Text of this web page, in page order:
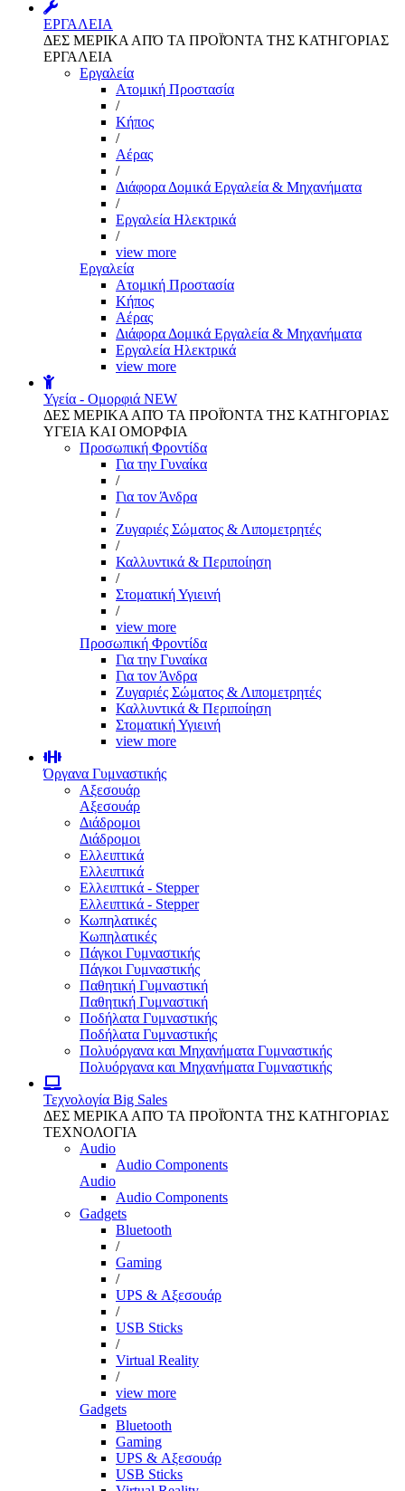
ΕΡΓΑΛΕΙΑ
ΔΕΣ ΜΕΡΙΚΑ ΑΠΌ ΤΑ ΠΡΟΪΌΝΤΑ ΤΗΣ ΚΑΤΗΓΟΡΙΑΣ
ΕΡΓΑΛΕΙΑ
Εργαλεία
Aτομική Προστασία
/
Kήπος
/
Αέρας
/
Διάφορα Δομικά Εργαλεία & Μηχανήματα
/
Εργαλεία Ηλεκτρικά
/
view more
Εργαλεία
Aτομική Προστασία
Kήπος
Αέρας
Διάφορα Δομικά Εργαλεία & Μηχανήματα
Εργαλεία Ηλεκτρικά
view more
Υγεία - Ομορφιά NEW
ΔΕΣ ΜΕΡΙΚΑ ΑΠΌ ΤΑ ΠΡΟΪΌΝΤΑ ΤΗΣ ΚΑΤΗΓΟΡΙΑΣ
ΥΓΕΙΑ ΚΑΙ ΟΜΟΡΦΙΑ
Προσωπική Φροντίδα
Για την Γυναίκα
/
Για τον Άνδρα
/
Ζυγαριές Σώματος & Λιπομετρητές
/
Καλλυντικά & Περιποίηση
/
Στοματική Υγιεινή
/
view more
Προσωπική Φροντίδα
Για την Γυναίκα
Για τον Άνδρα
Ζυγαριές Σώματος & Λιπομετρητές
Καλλυντικά & Περιποίηση
Στοματική Υγιεινή
view more
Όργανα Γυμναστικής
Αξεσουάρ
Αξεσουάρ
Διάδρομοι
Διάδρομοι
Ελλειπτικά
Ελλειπτικά
Ελλειπτικά - Stepper
Ελλειπτικά - Stepper
Κωπηλατικές
Κωπηλατικές
Πάγκοι Γυμναστικής
Πάγκοι Γυμναστικής
Παθητική Γυμναστική
Παθητική Γυμναστική
Ποδήλατα Γυμναστικής
Ποδήλατα Γυμναστικής
Πολυόργανα και Μηχανήματα Γυμναστικής
Πολυόργανα και Μηχανήματα Γυμναστικής
Τεχνολογία Big Sales
ΔΕΣ ΜΕΡΙΚΑ ΑΠΌ ΤΑ ΠΡΟΪΌΝΤΑ ΤΗΣ ΚΑΤΗΓΟΡΙΑΣ
ΤΕΧΝΟΛΟΓΙΑ
Audio
Audio Components
Audio
Audio Components
Gadgets
Bluetooth
/
Gaming
/
UPS & Αξεσουάρ
/
USB Sticks
/
Virtual Reality
/
view more
Gadgets
Bluetooth
Gaming
UPS & Αξεσουάρ
USB Sticks